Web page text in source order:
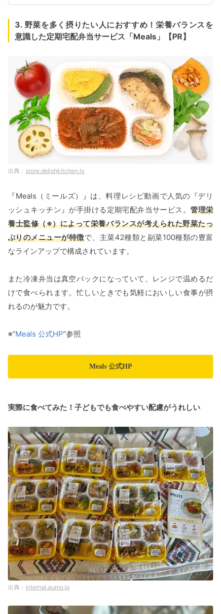
3. 野菜を多く摂りたい人におすすめ！栄養バランスを
意識した定期宅配弁当サービス「Meals」【PR】
store.delishkitchen.tv
『Meals（ミールズ）』は、料理レシピ動画で人気の『デリ
ッシュキッチン』が手掛ける定期宅配弁当サービス。管理栄
養士監修（※）によって栄養バランスが考えられた野菜たっ
ぷりのメニューが特徴で、主菜42種類と副菜100種類の豊富
なラインアップで構成されています。
また冷凍弁当は真空パックになっていて、レンジで温めるだ
けで食べられます。忙しいときでも気軽においしい食事が摂
れるのが魅力です。
※“Meals 公式HP”参照
Meals 公式HP
実際に食べてみた！子どもでも食べやすい配慮がうれしい
internal.aumo.jp